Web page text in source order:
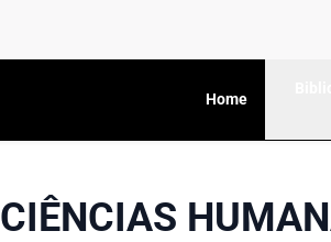
Home
CIÊNCIAS